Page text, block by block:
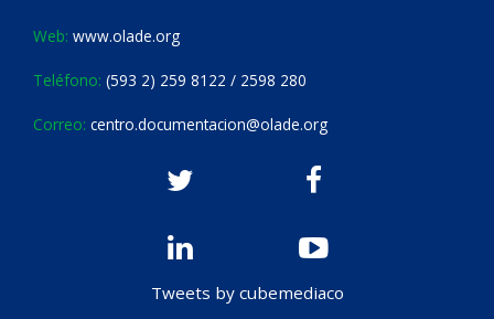
Web: www.olade.org
Teléfono: (593 2) 259 8122 / 2598 280
Correo: centro.documentacion@olade.org
Tweets by cubemediaco